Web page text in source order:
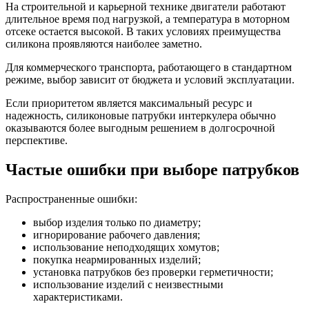
На строительной и карьерной технике двигатели работают
длительное время под нагрузкой, а температура в моторном
отсеке остается высокой. В таких условиях преимущества
силикона проявляются наиболее заметно.
Для коммерческого транспорта, работающего в стандартном
режиме, выбор зависит от бюджета и условий эксплуатации.
Если приоритетом является максимальный ресурс и
надежность, силиконовые патрубки интеркулера обычно
оказываются более выгодным решением в долгосрочной
перспективе.
Частые ошибки при выборе патрубков
Распространенные ошибки:
выбор изделия только по диаметру;
игнорирование рабочего давления;
использование неподходящих хомутов;
покупка неармированных изделий;
установка патрубков без проверки герметичности;
использование изделий с неизвестными
характеристиками.